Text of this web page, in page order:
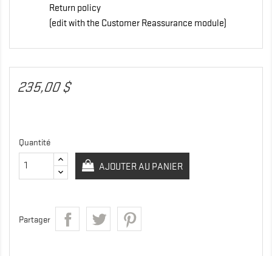
Return policy
(edit with the Customer Reassurance module)
235,00 $
Quantité
AJOUTER AU PANIER
Partager